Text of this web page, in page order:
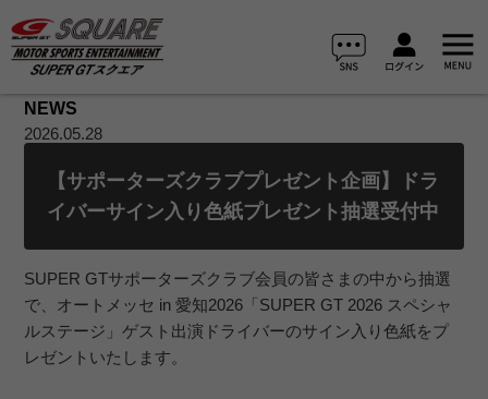
NEWS
2026.05.28
【サポーターズクラブプレゼント企画】ドラ
イバーサイン入り色紙プレゼント抽選受付中
SUPER GTサポーターズクラブ会員の皆さまの中から抽選
で、オートメッセ in 愛知2026「SUPER GT 2026 スペシャ
ルステージ」ゲスト出演ドライバーのサイン入り色紙をプ
レゼントいたします。